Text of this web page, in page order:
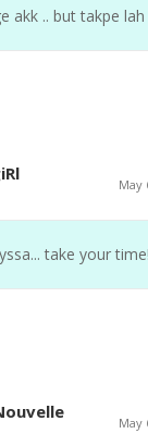
akk .. but takpe
May
take your time!
May